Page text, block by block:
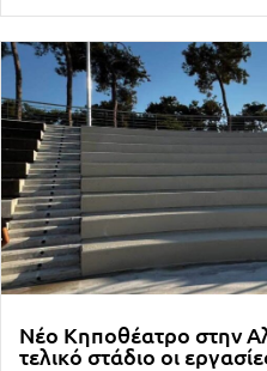
Νέο Κηποθέατρο στην
τελικό στάδιο οι